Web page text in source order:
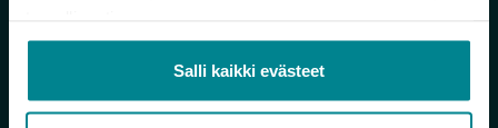
Salli kaikki evästeet
Raha vaikuttaa ihmissuhteisiin
Raha eri elämäntilanteissa
Omien tulojen ja menojen seuranta